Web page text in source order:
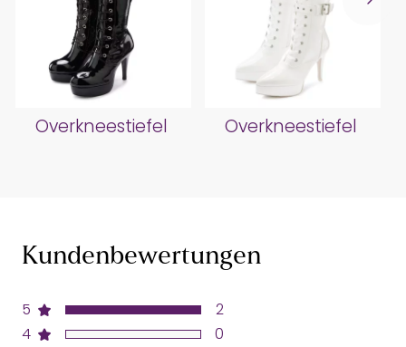
Overkneestiefel Overkneestiefel
Kundenbewertungen
5
4
2
0